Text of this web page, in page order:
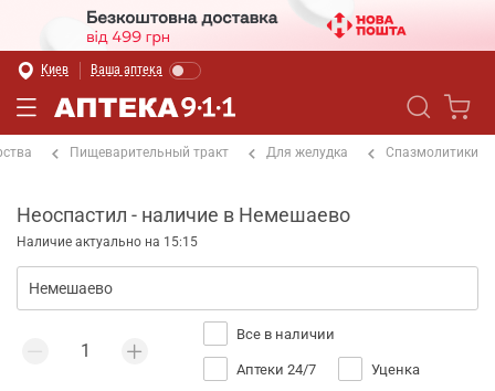
Киев Ваша аптека
Пищеварительный тракт Для желудка Спазмолитики
Неоспастил - наличие в Немешаево
Наличие актуально на 15:15
Все в наличии
Аптеки 24/7 Уценка